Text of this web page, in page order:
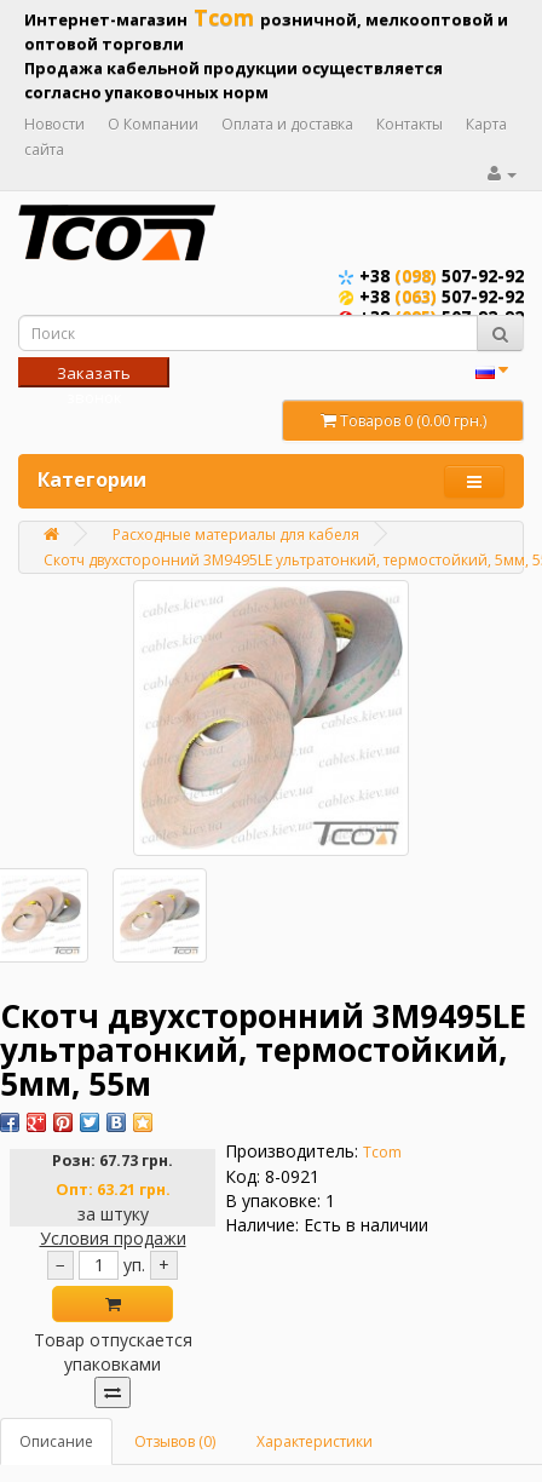
Интернет-магазин Tcom розничной, мелкооптовой и
оптовой торговли
Продажа кабельной продукции осуществляется
согласно упаковочных норм
Новости О Компании Оплата и доставка Контакты
Карта
сайта
+38 (098) 507-92-92
+38 (063) 507-92-92
+38(095)507-92-92
Заказать
Товаров 0 (0.00 грн.)
Категории
Расходные материалы для кабеля
Скотч двухсторонний 3M9495LE ультратонкий, термостойкий, 5мм,
Скотч двухсторонний 3M9495LE
ультратонкий, термостойкий,
5мм, 55м
Розн: 67.73 грн.
Опт: 63.21 грн.
за штуку
Условия продажи
−
уп. +
Товар отпускается
упаковками
Производитель: Tcom
Код: 8-0921
В упаковке: 1
Наличие: Есть в наличии
Описание Отзывов (0) Характеристики